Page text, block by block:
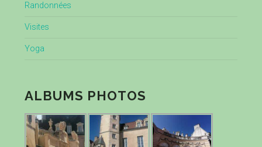
Randonnées
Visites
Yoga
ALBUMS PHOTOS